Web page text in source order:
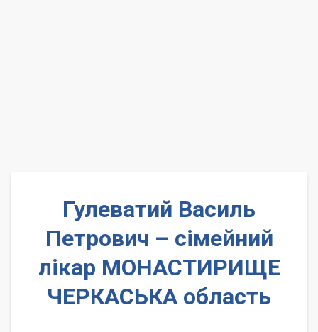
Гулеватий Василь
Петрович – сімейний
лікар МОНАСТИРИЩЕ
ЧЕРКАСЬКА область